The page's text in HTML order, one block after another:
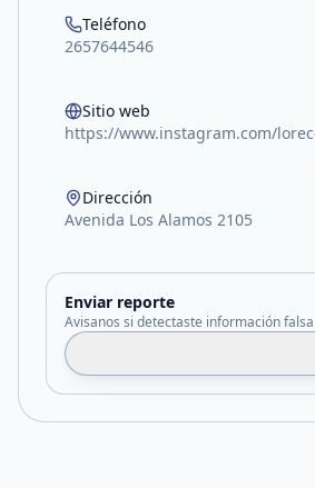
Teléfono
2657644546
Sitio web
https://www.instagram.com/
Dirección
Avenida Los Alamos 2105
Enviar reporte
Avisanos si detectaste información